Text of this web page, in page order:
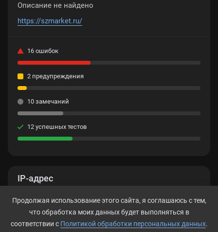
IP-адрес
Нет данных
Описание не найдено
https://szmarket.ru/
16 ошибок
2 предупреждения
10 замечаний
12 успешных тестов
Продолжая использование этого сайта, я соглашаюсь с тем,
что обработка моих данных будет выполняться в
соответствии с Политикой обработки персональных данных.